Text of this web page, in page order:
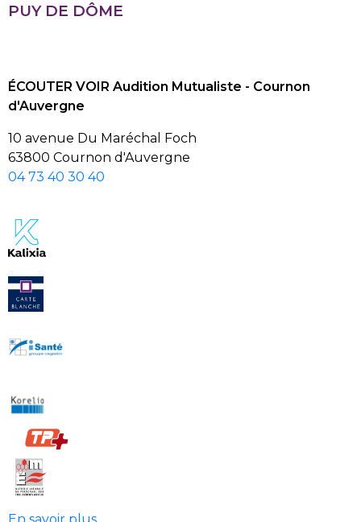
PUY DE DÔME
ÉCOUTER VOIR Audition Mutualiste - Cournon
d'Auvergne
10 avenue Du Maréchal Foch
63800 Cournon d'Auvergne
04 73 40 30 40